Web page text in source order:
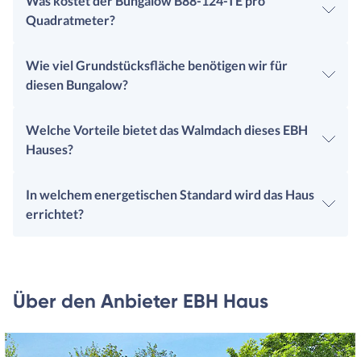
Quadratmeter?
Wie viel Grundstücksfläche benötigen wir für
diesen Bungalow?
Welche Vorteile bietet das Walmdach dieses EBH
Hauses?
In welchem energetischen Standard wird das Haus
errichtet?
Über den Anbieter EBH Haus